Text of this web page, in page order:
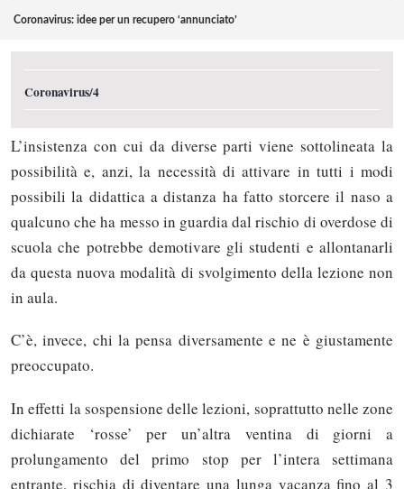
Coronavirus: idee per un recupero ‘annunciato’
Coronavirus/4
L’insistenza con cui da diverse parti viene sottolineata la
possibilità e, anzi, la necessità di attivare in tutti i modi
possibili la didattica a distanza ha fatto storcere il naso a
qualcuno che ha messo in guardia dal rischio di overdose di
scuola che potrebbe demotivare gli studenti e allontanarli
da questa nuova modalità di svolgimento della lezione non
in aula.
C’è, invece, chi la pensa diversamente e ne è giustamente
preoccupato.
In effetti la sospensione delle lezioni, soprattutto nelle zone
dichiarate ‘rosse’ per un’altra ventina di giorni a
prolungamento del primo stop per l’intera settimana
entrante, rischia di diventare una lunga vacanza fino al 3